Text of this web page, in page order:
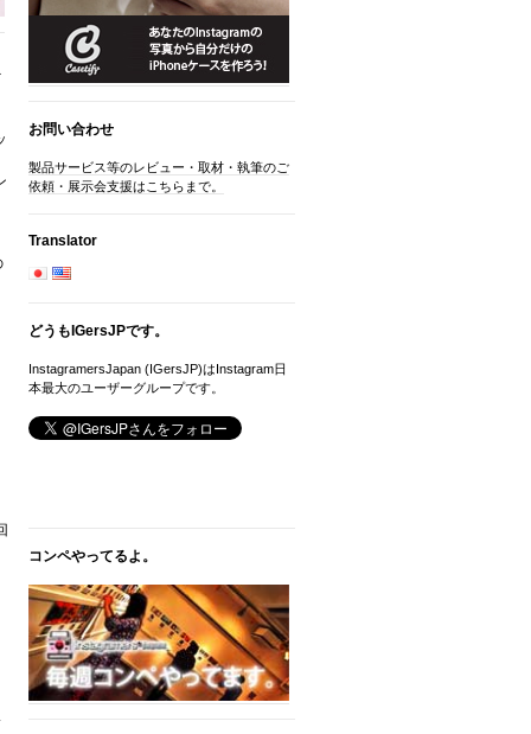
お問い合わせ
製品サービス等のレビュー・取材・執筆のご
依頼・展示会支援はこちらまで。
Translator
どうもIGersJPです。
InstagramersJapan (IGersJP)はInstagram日
本最大のユーザーグループです。
コンペやってるよ。